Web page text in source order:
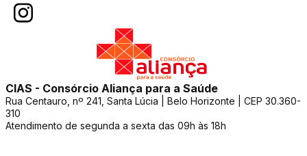
CIAS - Consórcio Aliança para a Saúde
Rua Centauro, nº 241, Santa Lúcia | Belo Horizonte | CEP 30.360-
310
Atendimento de segunda a sexta das 09h às 18h